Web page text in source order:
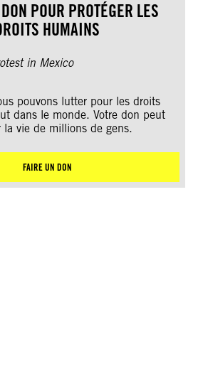
POUR PROTÉGER LES
HUMAINS
pouvons lutter pour les droits
dans le monde. Votre don peut
la vie de millions de gens.
FAIRE UN DON